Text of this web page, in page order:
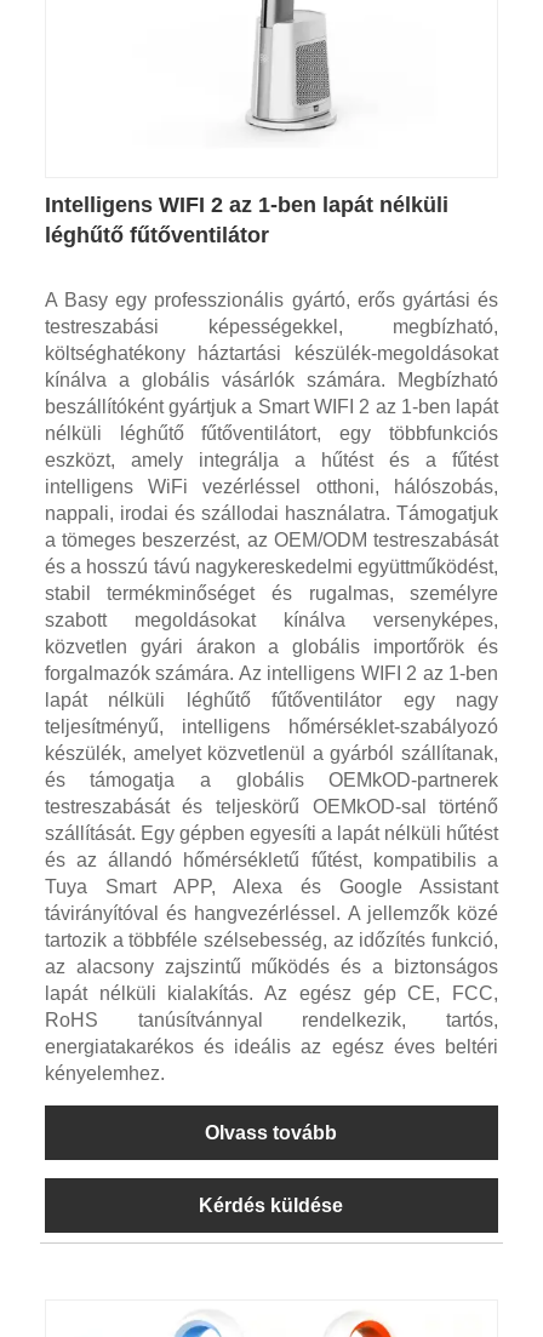
Intelligens WIFI 2 az 1-ben lapát nélküli
léghűtő fűtőventilátor
A Basy egy professzionális gyártó, erős gyártási és
testreszabási képességekkel, megbízható,
költséghatékony háztartási készülék-megoldásokat
kínálva a globális vásárlók számára. Megbízható
beszállítóként gyártjuk a Smart WIFI 2 az 1-ben lapát
nélküli léghűtő fűtőventilátort, egy többfunkciós
eszközt, amely integrálja a hűtést és a fűtést
intelligens WiFi vezérléssel otthoni, hálószobás,
nappali, irodai és szállodai használatra. Támogatjuk
a tömeges beszerzést, az OEM/ODM testreszabását
és a hosszú távú nagykereskedelmi együttműködést,
stabil termékminőséget és rugalmas, személyre
szabott megoldásokat kínálva versenyképes,
közvetlen gyári árakon a globális importőrök és
forgalmazók számára. Az intelligens WIFI 2 az 1-ben
lapát nélküli léghűtő fűtőventilátor egy nagy
teljesítményű, intelligens hőmérséklet-szabályozó
készülék, amelyet közvetlenül a gyárból szállítanak,
és támogatja a globális OEMkOD-partnerek
testreszabását és teljeskörű OEMkOD-sal történő
szállítását. Egy gépben egyesíti a lapát nélküli hűtést
és az állandó hőmérsékletű fűtést, kompatibilis a
Tuya Smart APP, Alexa és Google Assistant
távirányítóval és hangvezérléssel. A jellemzők közé
tartozik a többféle szélsebesség, az időzítés funkció,
az alacsony zajszintű működés és a biztonságos
lapát nélküli kialakítás. Az egész gép CE, FCC,
RoHS tanúsítvánnyal rendelkezik, tartós,
energiatakarékos és ideális az egész éves beltéri
kényelemhez.
Olvass tovább
Kérdés küldése